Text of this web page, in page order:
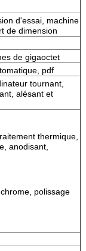
d'essai, machine
de dimension
de gigaoctet
pdf
tournant,
alésant et
thermique,
anodisant,
polissage